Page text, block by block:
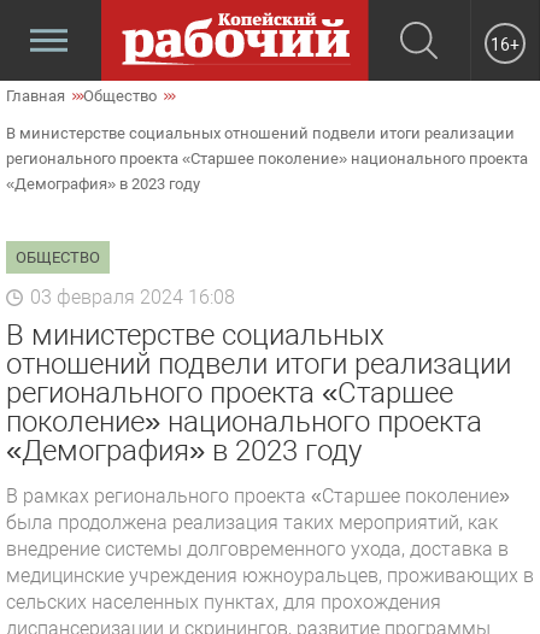
16+
Главная Общество
В министерстве социальных отношений подвели итоги реализации
регионального проекта «Старшее поколение» национального проекта
«Демография» в 2023 году
ОБЩЕСТВО
03 февраля 2024 16:08
В министерстве социальных
отношений подвели итоги реализации
регионального проекта «Старшее
поколение» национального проекта
«Демография» в 2023 году
В рамках регионального проекта «Старшее поколение»
была продолжена реализация таких мероприятий, как
внедрение системы долговременного ухода, доставка в
медицинские учреждения южноуральцев, проживающих в
сельских населенных пунктах, для прохождения
диспансеризации и скринингов, развитие программы